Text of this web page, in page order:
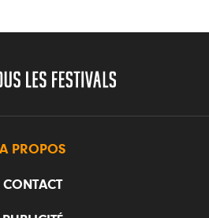
A PROPOS
CONTACT